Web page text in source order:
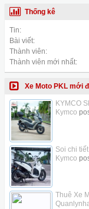
Thống kê
Tin:
Bài viết:
Thành viên:
Thành viên mới nhất:
Xe Moto PKL mới
KYMCO
Kymco
Soi chi
Kymco
Thuê Xe